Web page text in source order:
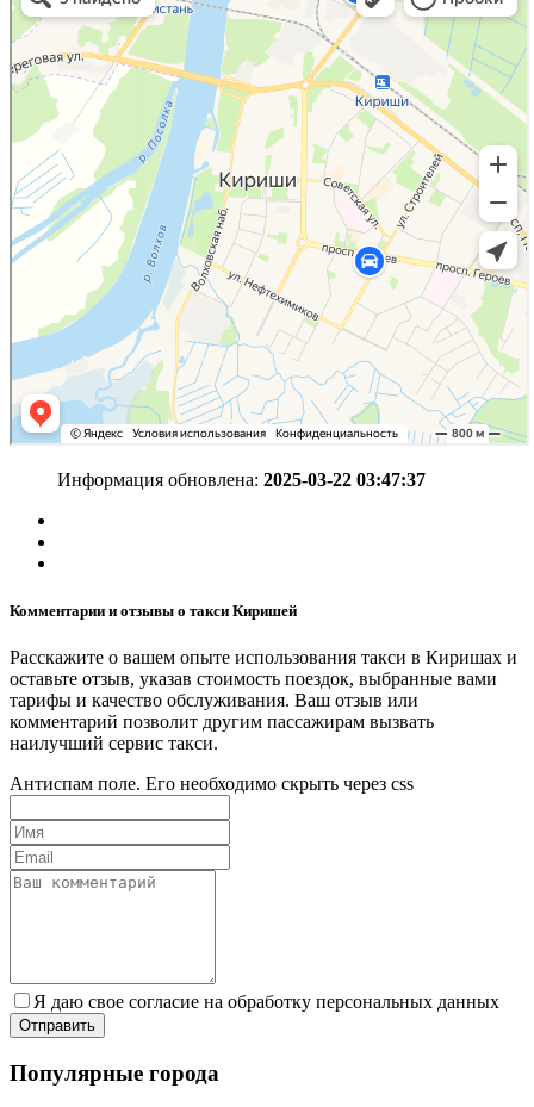
Информация обновлена: 2025-03-22 03:47:37
Комментарии и отзывы о такси Киришей
Расскажите о вашем опыте использования такси в Киришах и
оставьте отзыв, указав стоимость поездок, выбранные вами
тарифы и качество обслуживания. Ваш отзыв или
комментарий позволит другим пассажирам вызвать
наилучший сервис такси.
Антиспам поле. Его необходимо скрыть через css
Я даю свое согласие на обработку персональных данных
Популярные города